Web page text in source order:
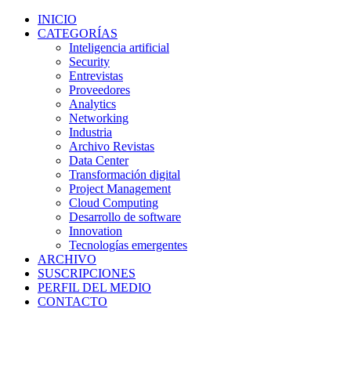
INICIO
CATEGORÍAS
Inteligencia artificial
Security
Entrevistas
Proveedores
Analytics
Networking
Industria
Archivo Revistas
Data Center
Transformación digital
Project Management
Cloud Computing
Desarrollo de software
Innovation
Tecnologías emergentes
ARCHIVO
SUSCRIPCIONES
PERFIL DEL MEDIO
CONTACTO